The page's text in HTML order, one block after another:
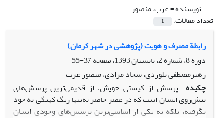
نویسنده =عرب، منصور
تعداد مقالات:
1
رابطة مصرف و هویت (پژوهشی در شهر کرمان)
دوره 8، شماره 2، تابستان 1393، صفحه
37-55
زهیرمصطفی بلوردی، سجاد مرادی، منصور عرب
چکیده پرسش از کیستی خویش، از قدیمی‌ترین پرسش‌های
پیش‌روی انسان است که در عصر حاضر نه‌تنها رنگ کهنگی به خود
نگرفته، بلکه به یکی از اساسی‌ترین پرسش‌های وجودی انسان